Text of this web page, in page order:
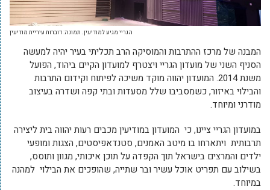
הגריי מגיע למודיעין. תמונה: דוברות עיריית מודיעין
המבנה של מרכז ההתרבות והמוסיקה הרב תכליתי בעיר יהיה למעשה
הסניף השני של מועדון הגריי ויצטרף למועדון הקיים ביהוד, הפועל
משנת 2014. המועדון יהווה מוקד משיכה לפיתוח וקידום התרבות
והבילוי באיזור, כשמסביבו שלל מסעדות ובתי קפה ושדרה בעיצוב
מודרני ומיוחד.
במועדון הגריי ציינו, כי המועדון במודיעין מכבים רעות יהווה בית ליצירה
תרבותית ויתארחו בו מיטב האמנים, סטנדאפיסטים, הצגות ומופעי
ילדים והמרצים בישראל תוך הקפדה על תוכן איכותי, מגוון ותוסס,
בשילוב עם תפריט אוכל עשיר ובר שתייה, שהופכים את הבילוי למהנה
במיוחד.